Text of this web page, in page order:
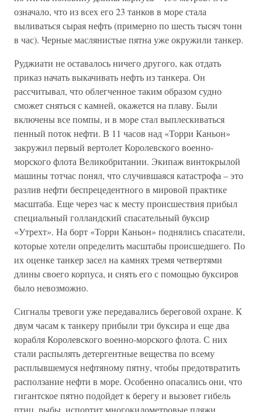
означало, что из всех его 23 танков в море стала
выливаться сырая нефть (примерно по шесть тысяч тонн
в час). Черные маслянистые пятна уже окружили танкер.
Руджиати не оставалось ничего другого, как отдать
приказ начать выкачивать нефть из танкера. Он
рассчитывал, что облегченное таким образом судно
сможет сняться с камней, окажется на плаву. Были
включены все помпы, и в море стал выплескиваться
пенный поток нефти. В 11 часов над «Торри Каньон»
закружил первый вертолет Королевского военно-
морского флота Великобритании. Экипаж винтокрылой
машины тотчас понял, что случившаяся катастрофа – это
разлив нефти беспрецедентного в мировой практике
масштаба. Еще через час к месту происшествия прибыл
специальный голландский спасательный буксир
«Утрехт». На борт «Торри Каньон» поднялись спасатели,
которые хотели определить масштабы происшедшего. По
их оценке танкер засел на камнях тремя четвертями
длины своего корпуса, и снять его с помощью буксиров
было невозможно.
Сигналы тревоги уже передавались береговой охране. К
двум часам к танкеру прибыли три буксира и еще два
корабля Королевского военно-морского флота. С них
стали распылять детергентные вещества по всему
расплывшемуся нефтяному пятну, чтобы предотвратить
расползание нефти в море. Особенно опасались они, что
гигантское пятно подойдет к берегу и вызовет гибель
птиц, рыбы, испортит многокилометровые пляжи.